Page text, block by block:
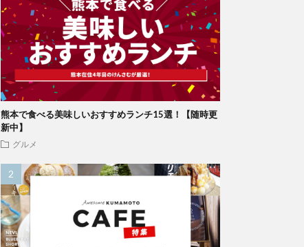
熊本で食べる美味しいおすすめランチ15選！【随時更
新中】
グルメ